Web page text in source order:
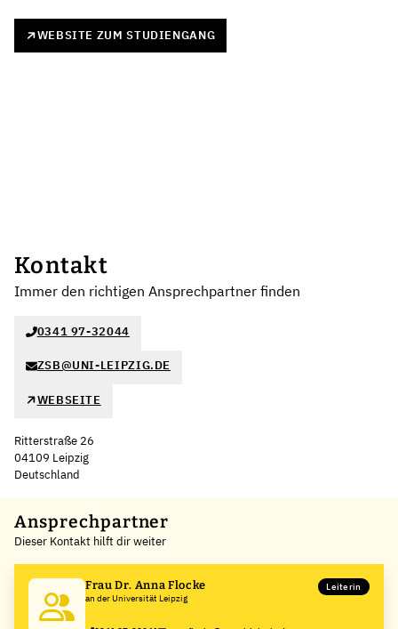
WEBSITE ZUM STUDIENGANG
Kontakt
Immer den richtigen Ansprechpartner finden
0341 97-32044
ZSB@UNI-LEIPZIG.DE
WEBSEITE
Ritterstraße 26
04109 Leipzig
Deutschland
+
−
Ansprechpartner
Dieser Kontakt hilft dir weiter
Frau Dr. Anna Flocke
an der Universität Leipzig
Leiterin